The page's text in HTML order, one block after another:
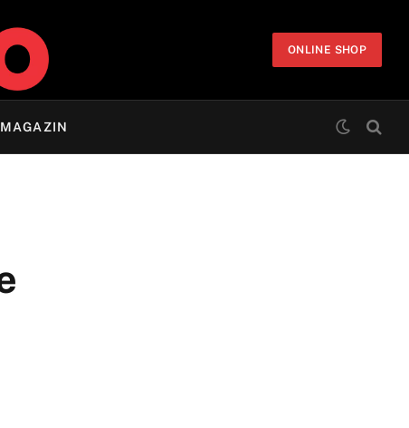
ONLINE SHOP
MAGAZIN